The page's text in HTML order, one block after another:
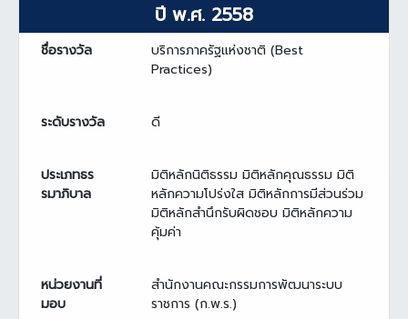
ปี พ.ศ. 2558
ชื่อรางวัล
บริการภาครัฐแห่งชาติ (Best
Practices)
ระดับรางวัล ดี
ประเภทธร
รมาภิบาล
มิติหลักนิติธรรม มิติหลักคุณธรรม มิติ
หลักความโปร่งใส มิติหลักการมีส่วนร่วม
มิติหลักสำนึกรับผิดชอบ มิติหลักความ
คุ้มค่า
หน่วยงานที่
มอบ
สำนักงานคณะกรรมการพัฒนาระบบ
ราชการ (ก.พ.ร.)